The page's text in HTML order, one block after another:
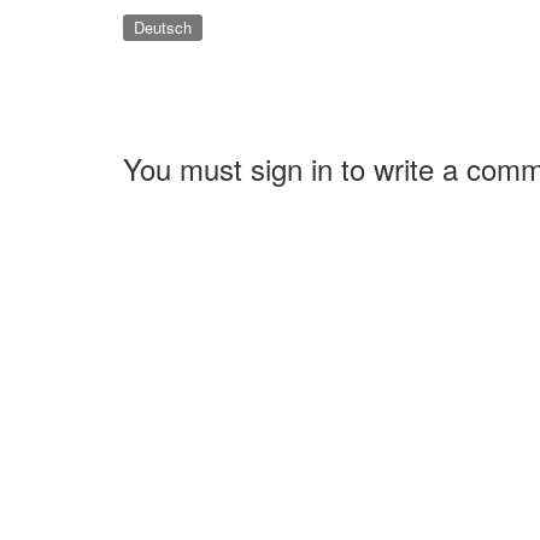
Deutsch
You must sign in to write a